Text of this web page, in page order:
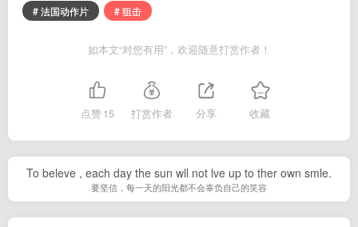
# 法国动作片
# 狙击
如本文“对您有用”，欢迎随意打赏作者！
点赞15 打赏作者 分享 收藏
To beleve , each day the sun wll not lve up to ther own smle.
要坚信，每一天的阳光都不会辜负自己的笑容